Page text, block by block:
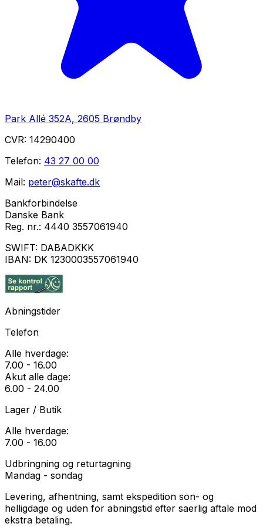
Park Allé 352A, 2605 Brøndby
CVR: 14290400
Telefon: 43 27 00 00
Mail: peter@skafte.dk
Bankforbindelse
Danske Bank
Reg. nr.: 4440 3557061940
SWIFT: DABADKKK
IBAN: DK 1230003557061940
Abningstider
Telefon
Alle hverdage:
7.00 - 16.00
Akut alle dage:
6.00 - 24.00
Lager / Butik
Alle hverdage:
7.00 - 16.00
Udbringning og returtagning
Mandag - sondag
Levering, afhentning, samt ekspedition son- og
helligdage og uden for abningstid efter saerlig aftale mod
ekstra betaling.